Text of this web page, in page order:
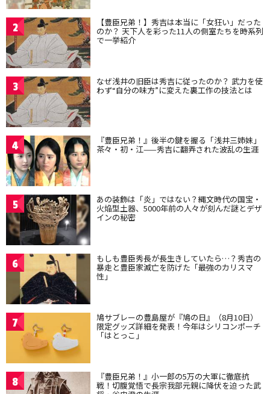
2 【豊臣兄弟！】秀吉は本当に「女狂い」だった
のか？ 天下人を彩った11人の側室たちを時系列
で一挙紹介
3 なぜ浅井の旧臣は秀吉に従ったのか？ 武力を使
わず“自分の味方”に変えた裏工作の技法とは
4 『豊臣兄弟！』後半の鍵を握る「浅井三姉妹」
茶々・初・江——秀吉に翻弄された波乱の生涯
5 あの装飾は「炎」ではない？縄文時代の国宝・
火焔型土器、5000年前の人々が刻んだ謎とデザ
インの秘密
6 もしも豊臣秀長が長生きしていたら…？秀吉の
暴走と豊臣家滅亡を防げた「最強のカリスマ
性」
7 鳩サブレーの豊島屋が『鳩の日』（8月10日）
限定グッズ詳細を発表！今年はシリコンポーチ
「はとっこ」
8 『豊臣兄弟！』小一郎の5万の大軍に徹底抗
戦！切腹覚悟で長宗我部元親に降伏を迫った武